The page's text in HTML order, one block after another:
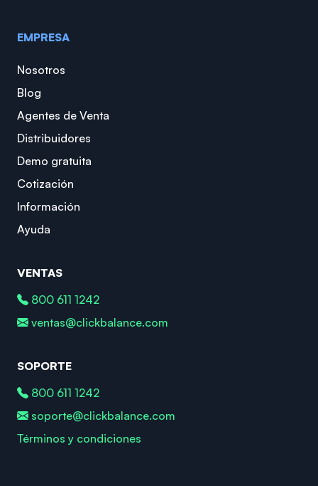
EMPRESA
Nosotros
Blog
Agentes de Venta
Distribuidores
Demo gratuita
Cotización
Información
Ayuda
VENTAS
800 611 1242
ventas@clickbalance.com
SOPORTE
800 611 1242
soporte@clickbalance.com
Términos y condiciones